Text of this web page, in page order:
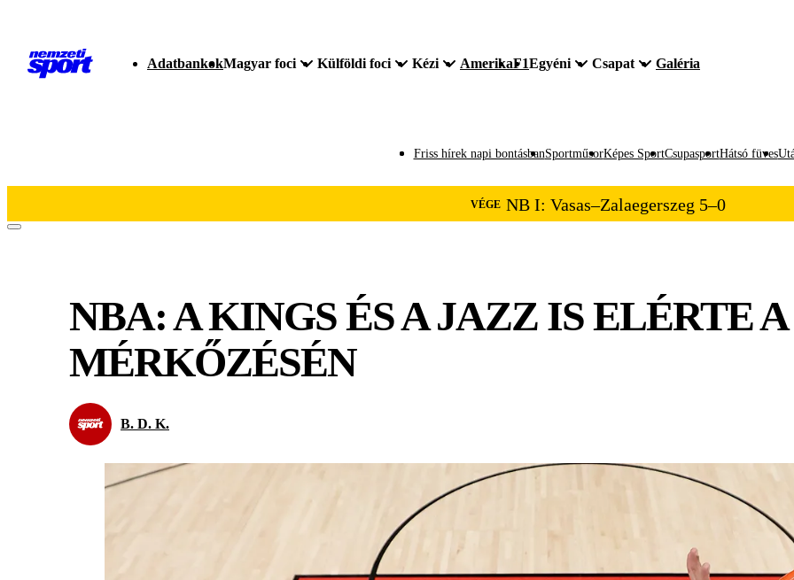
AdatbankokMagyar foci Külföldi foci Kézi AmerikaF1Egyéni Csapat Galéria
Friss hírek napi bontásbanSportműsorKépes SportCsupasportHátsó füves
VÉGE NB I: Vasas–Zalaegerszeg 5–0
NBA: A KINGS ÉS A JAZZ IS ELÉRTE A
MÉRKŐZÉSÉN
B. D. K.